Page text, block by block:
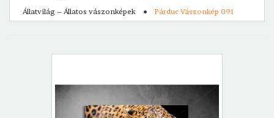
Állatvilág – Állatos vászonképek
Párduc Vászonkép 091